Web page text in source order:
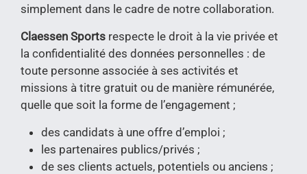
simplement dans le cadre de notre collaboration.
Claessen Sports respecte le droit à la vie privée et
la confidentialité des données personnelles : de
toute personne associée à ses activités et
missions à titre gratuit ou de manière rémunérée,
quelle que soit la forme de l’engagement ;
des candidats à une offre d’emploi ;
les partenaires publics/privés ;
de ses clients actuels, potentiels ou anciens ;